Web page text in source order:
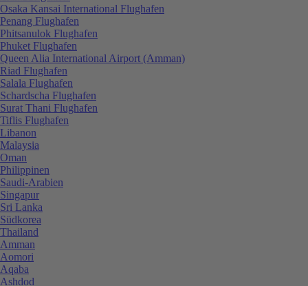
Osaka Kansai International Flughafen
Penang Flughafen
Phitsanulok Flughafen
Phuket Flughafen
Queen Alia International Airport (Amman)
Riad Flughafen
Salala Flughafen
Schardscha Flughafen
Surat Thani Flughafen
Tiflis Flughafen
Libanon
Malaysia
Oman
Philippinen
Saudi-Arabien
Singapur
Sri Lanka
Südkorea
Thailand
Amman
Aomori
Aqaba
Ashdod